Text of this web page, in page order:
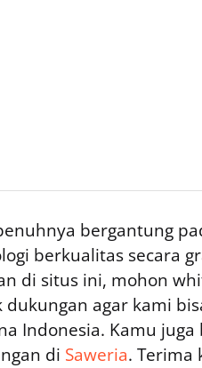
bergantung
berkualitas secara
di situs ini, mohon
dukungan agar kami
Indonesia. Kamu
di Saweria. Terima